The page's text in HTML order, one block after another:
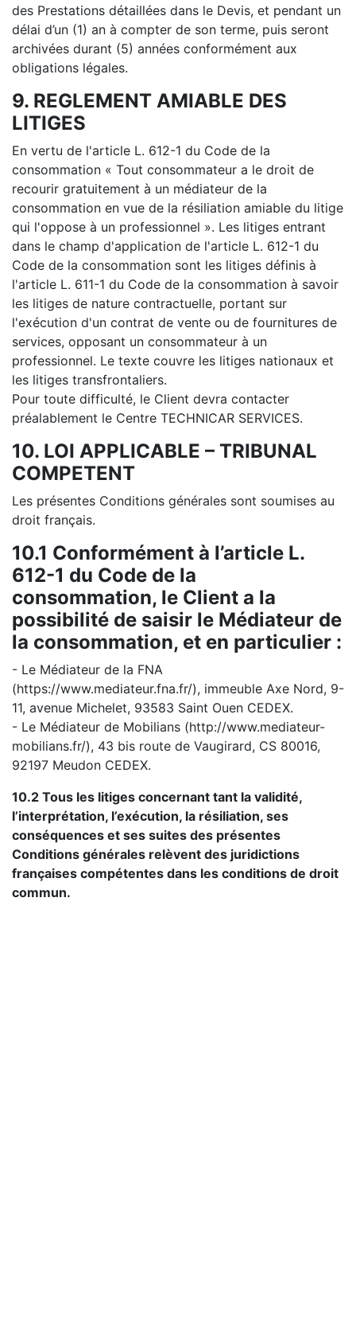
des Prestations détaillées dans le Devis, et pendant un
délai d’un (1) an à compter de son terme, puis seront
archivées durant (5) années conformément aux
obligations légales.
9. REGLEMENT AMIABLE DES
LITIGES
En vertu de l'article L. 612-1 du Code de la
consommation « Tout consommateur a le droit de
recourir gratuitement à un médiateur de la
consommation en vue de la résiliation amiable du litige
qui l'oppose à un professionnel ». Les litiges entrant
dans le champ d'application de l'article L. 612-1 du
Code de la consommation sont les litiges définis à
l'article L. 611-1 du Code de la consommation à savoir
les litiges de nature contractuelle, portant sur
l'exécution d'un contrat de vente ou de fournitures de
services, opposant un consommateur à un
professionnel. Le texte couvre les litiges nationaux et
les litiges transfrontaliers.
Pour toute difficulté, le Client devra contacter
préalablement le Centre TECHNICAR SERVICES.
10. LOI APPLICABLE – TRIBUNAL
COMPETENT
Les présentes Conditions générales sont soumises au
droit français.
10.1 Conformément à l’article L.
612-1 du Code de la
consommation, le Client a la
possibilité de saisir le Médiateur de
la consommation, et en particulier :
- Le Médiateur de la FNA
(https://www.mediateur.fna.fr/), immeuble Axe Nord, 9-
11, avenue Michelet, 93583 Saint Ouen CEDEX.
- Le Médiateur de Mobilians (http://www.mediateur-
mobilians.fr/), 43 bis route de Vaugirard, CS 80016,
92197 Meudon CEDEX.
10.2 Tous les litiges concernant tant la validité,
l’interprétation, l’exécution, la résiliation, ses
conséquences et ses suites des présentes
Conditions générales relèvent des juridictions
françaises compétentes dans les conditions de droit
commun.